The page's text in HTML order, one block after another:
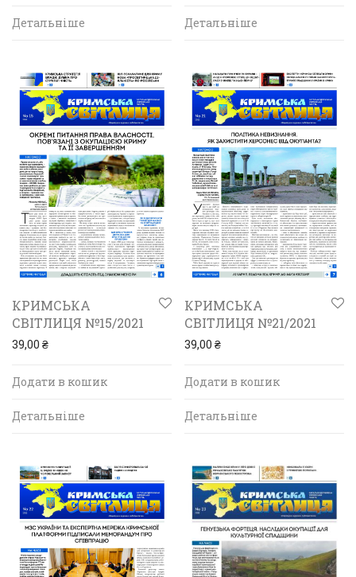
Детальніше Детальніше
КРИМСЬКА
СВІТЛИЦЯ №15/2021
39,00 ₴
Додати в кошик
Детальніше
КРИМСЬКА
СВІТЛИЦЯ №21/2021
39,00 ₴
Додати в кошик
Детальніше